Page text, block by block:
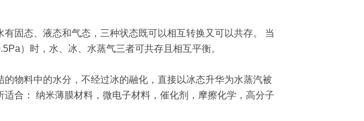
固态、液态和气态，三种状态既可以相互转换又可以共存。 当
）时，水、冰、水蒸气三者可共存且相互平衡。
物料中的水分，不经过冰的融化，直接以冰态升华为水蒸汽被
合： 纳米薄膜材料，微电子材料，催化剂，摩擦化学，高分子